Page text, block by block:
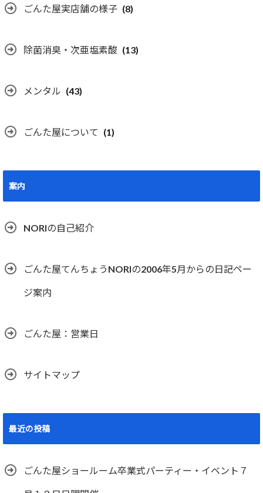
ごんた屋実店舗の様子 (8)
除菌消臭・次亜塩素酸 (13)
メンタル (43)
ごんた屋について (1)
案内
NORIの自己紹介
ごんた屋てんちょうNORIの2006年5月からの日記ペー
ジ案内
ごんた屋：営業日
サイトマップ
最近の投稿
ごんた屋ショールーム卒業式パーティー・イベント７